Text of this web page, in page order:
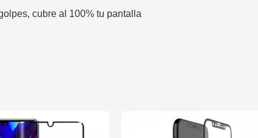
cubre al 100% tu pantalla